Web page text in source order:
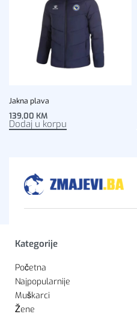
Jakna plava
139,00 KM
Dodaj u korpu
Kategorije
Početna
Najpopularnije
Muškarci
Žene